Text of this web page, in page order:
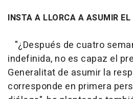
INSTA A LLORCA A ASUMIR EL
"¿Después de cuatro
indefinida, no es capaz el
Generalitat de asumir la
corresponde en primera